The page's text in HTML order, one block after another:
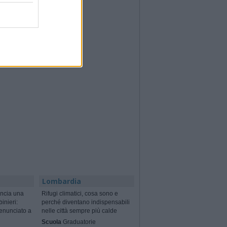
una
a
Lombardia
Rifugi climatici, cosa sono e
perché diventano indispensabili
nelle città sempre più calde
Scuola Graduatorie